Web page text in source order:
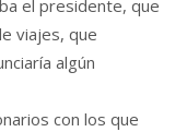
el presidente, que
viajes, que
algún
con los que